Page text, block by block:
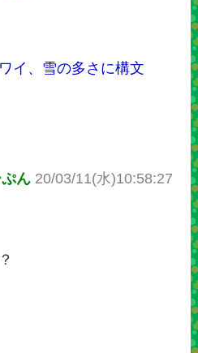
イ、雪の多さに構文
ん 20/03/11(水)10:58:27